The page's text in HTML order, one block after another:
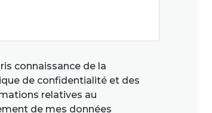
connaissance de la
de confidentialité et des
relatives au
de mes données